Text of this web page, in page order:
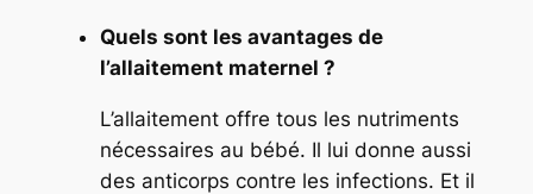
Quels sont les avantages de
l’allaitement maternel ?
L’allaitement offre tous les nutriments
nécessaires au bébé. Il lui donne aussi
des anticorps contre les infections. Et il